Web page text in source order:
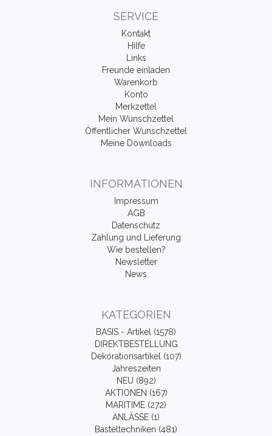
SERVICE
Kontakt
Hilfe
Links
Freunde einladen
Warenkorb
Konto
Merkzettel
Mein Wunschzettel
Öffentlicher Wunschzettel
Meine Downloads
INFORMATIONEN
Impressum
AGB
Datenschutz
Zahlung und Lieferung
Wie bestellen?
Newsletter
News
KATEGORIEN
BASIS - Artikel (1578)
DIREKTBESTELLUNG
Dekorationsartikel (107)
Jahreszeiten
NEU (892)
AKTIONEN (167)
MARITIME (272)
ANLÄSSE (1)
Basteltechniken (481)